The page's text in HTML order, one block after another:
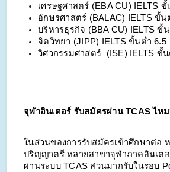
เศรษฐศาสตร์ (EBA CU) IELTS ขั้
อักษรศาสตร์ (BALAC) IELTS ขั้น
บริหารธุรกิจ (BBA CU) IELTS ขั้
จิตวิทยา (JIPP) IELTS ขั้นต่ำ 6.5
วิศวกรรมศาสตร์ (ISE) IELTS ขั้น
จุฬาอินเตอร์ รับสมัครผ่าน TCAS ไห
ในส่วนของการรับสมัครเข้าศึกษาต่อ
ปริญญาตรี หลายสาขาจุฬาภาคอินเต
ผ่านระบบ TCAS ส่วนมากรับในรอบ